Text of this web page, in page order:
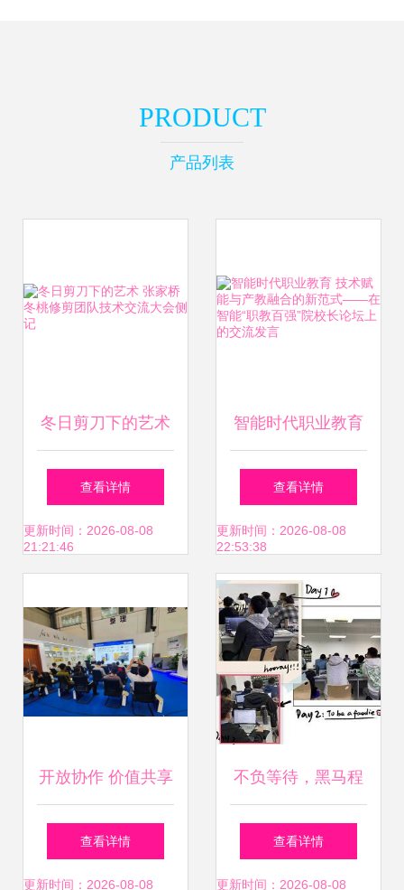
PRODUCT
产品列表
冬日剪刀下的艺术
张家桥冬桃修剪团
队技术交流大会侧
查看详情
更新时间：2026-08-08
21:21:46
智能时代职业教育
技术赋能与产教融
合的新范式——在
智能“职教百强”院
校长论坛上的交流
发言
查看详情
更新时间：2026-08-08
22:53:38
开放协作 价值共享
天津大族工厂开放
周暨三维五轴切割
查看详情
更新时间：2026-08-08
不负等待，黑马程
序员技术交流社区
技术交流侧记
查看详情
更新时间：2026-08-08